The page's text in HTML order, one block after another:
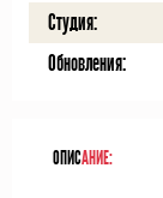
Студия:
Обновления:
ОПИСАНИЕ: